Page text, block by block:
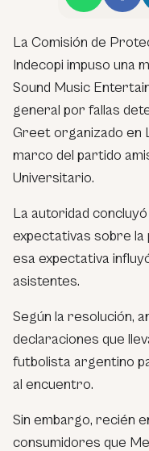
La Comisión de
Indecopi impuso una
Sound Music
general por fallas
Greet organizado en
marco del partido
Universitario.
La autoridad
expectativas sobre la
esa expectativa
asistentes.
Según la resolución,
declaraciones que
futbolista argentino
al encuentro.
Sin embargo, recién
consumidores que